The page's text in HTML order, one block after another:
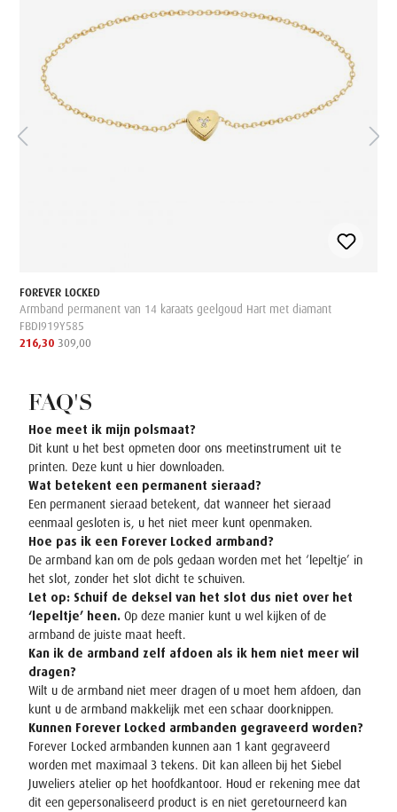
FOREVER LOCKED
Armband permanent van 14 karaats geelgoud Hart met diamant
FBDI919Y585
216,30 309,00
FAQ'S
Hoe meet ik mijn polsmaat?
Dit kunt u het best opmeten door ons meetinstrument uit te
printen. Deze kunt u hier downloaden.
Wat betekent een permanent sieraad?
Een permanent sieraad betekent, dat wanneer het sieraad
eenmaal gesloten is, u het niet meer kunt openmaken.
Hoe pas ik een Forever Locked armband?
De armband kan om de pols gedaan worden met het ‘lepeltje’ in
het slot, zonder het slot dicht te schuiven.
Let op: Schuif de deksel van het slot dus niet over het
‘lepeltje’ heen. Op deze manier kunt u wel kijken of de
armband de juiste maat heeft.
Kan ik de armband zelf afdoen als ik hem niet meer wil
dragen?
Wilt u de armband niet meer dragen of u moet hem afdoen, dan
kunt u de armband makkelijk met een schaar doorknippen.
Kunnen Forever Locked armbanden gegraveerd worden?
Forever Locked armbanden kunnen aan 1 kant gegraveerd
worden met maximaal 3 tekens. Dit kan alleen bij het Siebel
Juweliers atelier op het hoofdkantoor. Houd er rekening mee dat
dit een gepersonaliseerd product is en niet geretourneerd kan